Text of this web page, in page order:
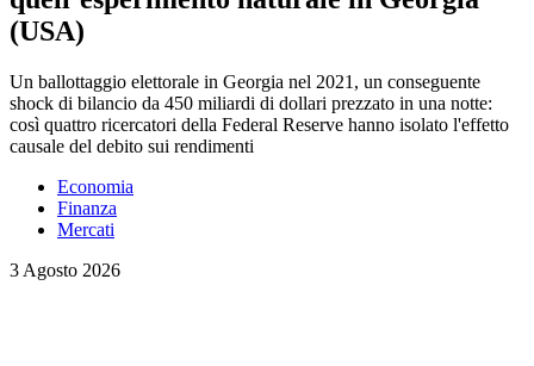
(USA)
Un ballottaggio elettorale in Georgia nel 2021, un conseguente
shock di bilancio da 450 miliardi di dollari prezzato in una notte:
così quattro ricercatori della Federal Reserve hanno isolato l'effetto
causale del debito sui rendimenti
Economia
Finanza
Mercati
3 Agosto 2026